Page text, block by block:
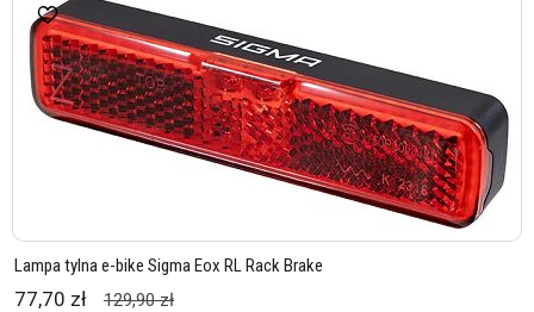
Lampa tylna e-bike Sigma Eox RL Rack Brake
77,70 zł 129,90 zł